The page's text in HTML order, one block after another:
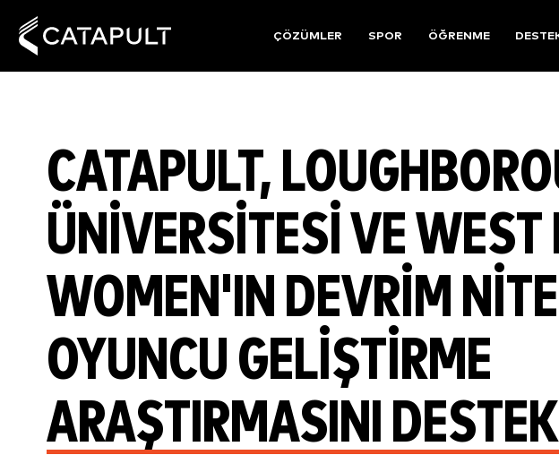
ÇÖZÜMLER SPOR ÖĞRENME
CATAPULT,
ÜNIVERSITESI VE
WOMEN'IN DEVRIM
OYUNCU GELIŞTIRME
ARAŞTIRMASINI